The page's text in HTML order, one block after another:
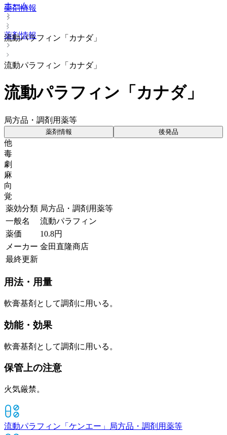
薬剤情報
流動パラフィン「カナダ」
ホーム
薬剤情報
流動パラフィン「カナダ」
流動パラフィン「カナダ」
局方品・調剤用薬等
薬剤情報 後発品
他
毒
劇
麻
向
覚
薬効分類 局方品・調剤用薬等
一般名
流動パラフィン
薬価
10.8円
メーカー 金田直隆商店
最終更新
用法・用量
軟膏基剤として調剤に用いる。
効能・効果
軟膏基剤として調剤に用いる。
保管上の注意
火気厳禁。
流動パラフィン「ケンエー」 局方品・調剤用薬等